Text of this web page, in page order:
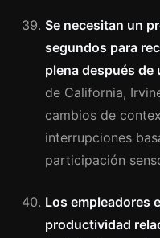
Se necesitan un
segundos para
plena después de
de California,
cambios de
interrupciones
participación
Los empleadores
productividad